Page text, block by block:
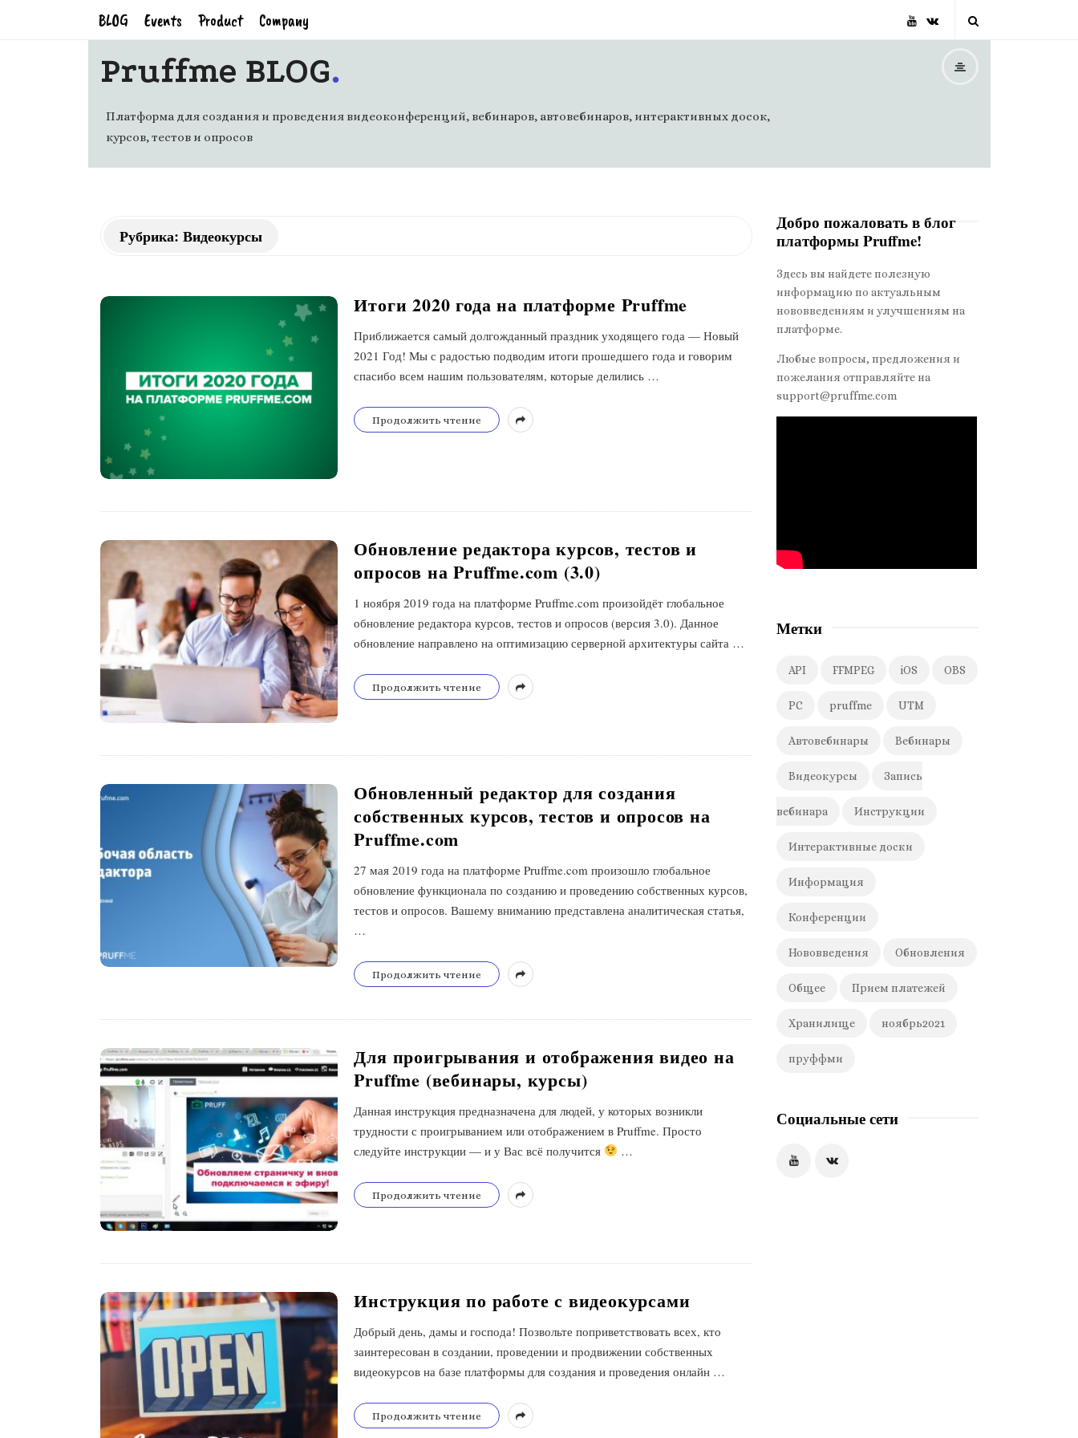
BLOG Events Product Company
Pruffme BLOG.
Платформа для создания и проведения видеоконференций, вебинаров, автовебинаров, интерактивных досок,
курсов, тестов и опросов
Рубрика: Видеокурсы
Итоги 2020 года на платформе Pruffme
Приближается самый долгожданный праздник уходящего года — Новый
2021 Год! Мы с радостью подводим итоги прошедшего года и говорим
спасибо всем нашим пользователям, которые делились …
Продолжить чтение
Обновление редактора курсов, тестов и
опросов на Pruffme.com (3.0)
1 ноября 2019 года на платформе Pruffme.com произойдёт глобальное
обновление редактора курсов, тестов и опросов (версия 3.0). Данное
обновление направлено на оптимизацию серверной архитектуры сайта …
Продолжить чтение
Обновленный редактор для создания
собственных курсов, тестов и опросов на
Pruffme.com
27 мая 2019 года на платформе Pruffme.com произошло глобальное
обновление функционала по созданию и проведению собственных курсов,
тестов и опросов. Вашему вниманию представлена аналитическая статья,
…
Продолжить чтение
Для проигрывания и отображения видео на
Pruffme (вебинары, курсы)
Данная инструкция предназначена для людей, у которых возникли
трудности с проигрыванием или отображением в Pruffme. Просто
следуйте инструкции — и у Вас всё получится
…
Продолжить чтение
Инструкция по работе с видеокурсами
Добрый день, дамы и господа! Позвольте поприветствовать всех, кто
заинтересован в создании, проведении и продвижении собственных
видеокурсов на базе платформы для создания и проведения онлайн …
Продолжить чтение
S
t
e
S
d
e
Добро пожаловать в блог
платформы Pruffme!
Здесь вы найдете полезную
информацию по актуальным
нововведениям и улучшениям на
платформе.
Любые вопросы, предложения и
пожелания отправляйте на
support@pruffme.com
Метки
API FFMPEG iOS OBS
PC pruffme UTM
Автовебинары Вебинары
Видеокурсы Запись
вебинара Инструкции
Интерактивные доски
Информация
Конференции
Нововведения Обновления
Общее Прием платежей
Хранилище ноябрь2021
пруффми
Социальные сети